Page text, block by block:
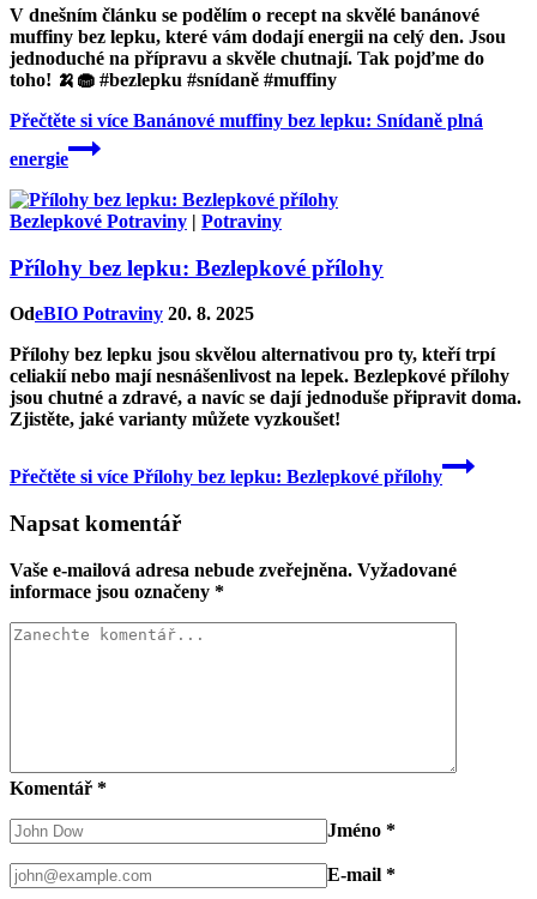
V dnešním článku se podělím o recept na skvělé banánové
muffiny bez lepku, které vám dodají energii na celý den. Jsou
jednoduché na přípravu a skvěle chutnají. Tak pojďme do
toho! 🍌🧁 #bezlepku #snídaně #muffiny
Přečtěte si více Banánové muffiny bez lepku: Snídaně plná
energie
Bezlepkové Potraviny | Potraviny
Přílohy bez lepku: Bezlepkové přílohy
OdeBIO Potraviny 20. 8. 2025
Přílohy bez lepku jsou skvělou alternativou pro ty, kteří trpí
celiakií nebo mají nesnášenlivost na lepek. Bezlepkové přílohy
jsou chutné a zdravé, a navíc se dají jednoduše připravit doma.
Zjistěte, jaké varianty můžete vyzkoušet!
Přečtěte si více Přílohy bez lepku: Bezlepkové přílohy
Napsat komentář
Vaše e-mailová adresa nebude zveřejněna. Vyžadované
informace jsou označeny *
Komentář *
Jméno *
E-mail *